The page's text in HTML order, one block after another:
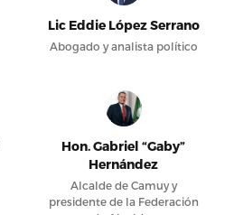
Lic Eddie López Serrano
Abogado y analista político
Hon. Gabriel “Gaby”
Hernández
Alcalde de Camuy y
presidente de la Federación